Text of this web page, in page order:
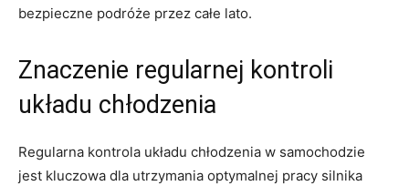
bezpieczne podróże⁢ przez całe ⁢lato.
Znaczenie regularnej kontroli
układu chłodzenia
Regularna kontrola układu​ chłodzenia w samochodzie
jest kluczowa dla‌ utrzymania⁣ optymalnej pracy silnika